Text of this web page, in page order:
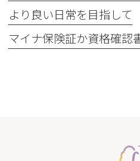
より良い日常を目指して